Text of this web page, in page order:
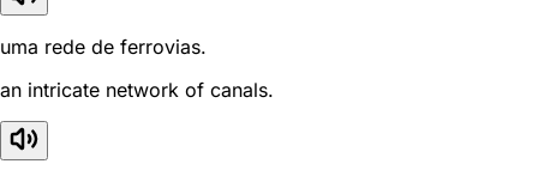
uma rede de ferrovias.
an intricate network of canals.